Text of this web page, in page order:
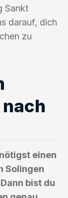
Sankt
darauf, dich
zu
einen
Solingen
bist du